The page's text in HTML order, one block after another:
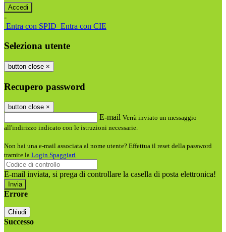
-
Entra con SPID Entra con CIE
Seleziona utente
button close ×
Recupero password
button close ×
E-mail Verrà inviato un messaggio
all'indirizzo indicato con le istruzioni necessarie.
Non hai una e-mail associata al nome utente? Effettua il reset della password
tramite la Login Spaggiari
E-mail inviata, si prega di controllare la casella di posta elettronica!
Errore
Chiudi
Successo